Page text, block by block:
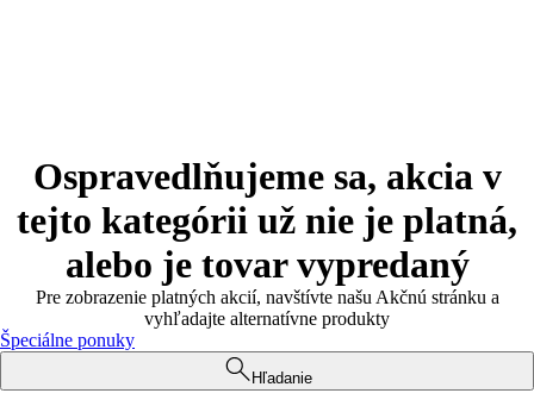
Ospravedlňujeme sa, akcia v
tejto kategórii už nie je platná,
alebo je tovar vypredaný
Pre zobrazenie platných akcií, navštívte našu Akčnú stránku a
vyhľadajte alternatívne produkty
Špeciálne ponuky
Hľadanie